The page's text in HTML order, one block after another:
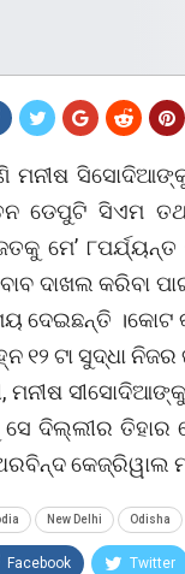
ସିସୋଦିଆଙ୍କୁ
ଡେପୁଟି ସିଏମ
ମେ’
ଦାଖଲ କରିବା
ଦେଇଛନ୍ତି ।କୋଟ
୧୨ ଟା ସୁଦ୍ଧା
ମନୀଷ
ସେ ଦିଲ୍ଲୀର
କେଜ୍ରିୱାଲ
New Delhi Odisha
Facebook Twitter